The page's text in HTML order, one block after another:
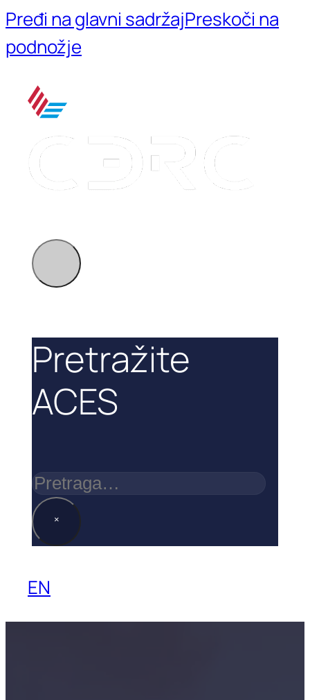
Pređi na glavni sadržajPreskoči na
podnožje
Pretražite
ACES
Pretraga
×
EN